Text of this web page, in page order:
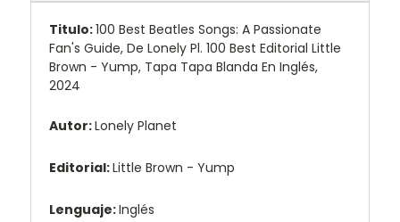
Titulo:100 Best Beatles Songs: A Passionate
Fan's Guide, De Lonely Pl. 100 Best Editorial Little
Brown - Yump, Tapa Tapa Blanda En Inglés,
2024
Autor:Lonely Planet
Editorial:Little Brown - Yump
Lenguaje:Inglés